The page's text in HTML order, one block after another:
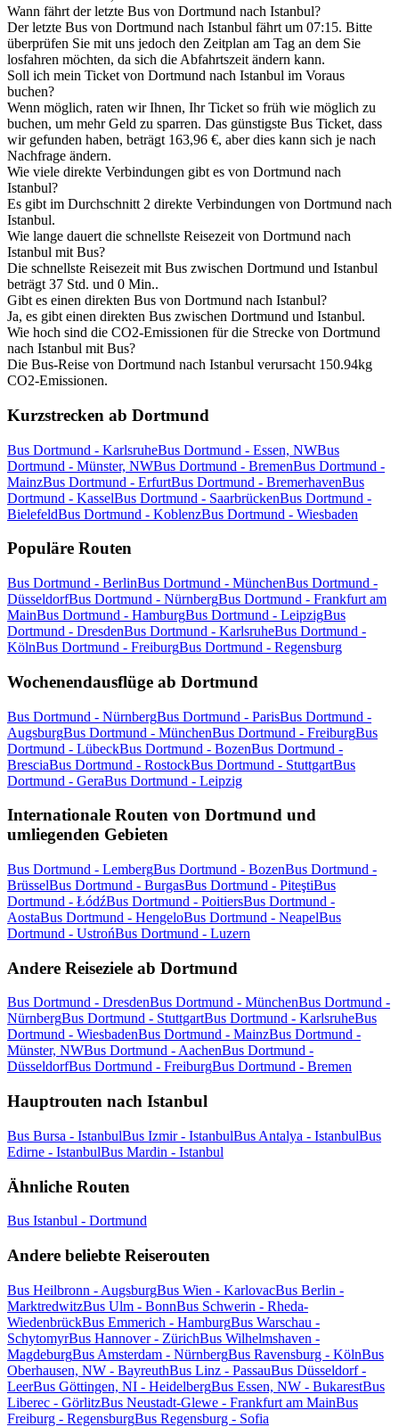
Wann fährt der letzte Bus von Dortmund nach Istanbul?
Der letzte Bus von Dortmund nach Istanbul fährt um 07:15. Bitte
überprüfen Sie mit uns jedoch den Zeitplan am Tag an dem Sie
losfahren möchten, da sich die Abfahrtszeit ändern kann.
Soll ich mein Ticket von Dortmund nach Istanbul im Voraus
buchen?
Wenn möglich, raten wir Ihnen, Ihr Ticket so früh wie möglich zu
buchen, um mehr Geld zu sparren. Das günstigste Bus Ticket, dass
wir gefunden haben, beträgt 163,96 €, aber dies kann sich je nach
Nachfrage ändern.
Wie viele direkte Verbindungen gibt es von Dortmund nach
Istanbul?
Es gibt im Durchschnitt 2 direkte Verbindungen von Dortmund nach
Istanbul.
Wie lange dauert die schnellste Reisezeit von Dortmund nach
Istanbul mit Bus?
Die schnellste Reisezeit mit Bus zwischen Dortmund und Istanbul
beträgt 37 Std. und 0 Min..
Gibt es einen direkten Bus von Dortmund nach Istanbul?
Ja, es gibt einen direkten Bus zwischen Dortmund und Istanbul.
Wie hoch sind die CO2-Emissionen für die Strecke von Dortmund
nach Istanbul mit Bus?
Die Bus-Reise von Dortmund nach Istanbul verursacht 150.94kg
CO2-Emissionen.
Kurzstrecken ab Dortmund
Bus Dortmund - KarlsruheBus Dortmund - Essen, NWBus
Dortmund - Münster, NWBus Dortmund - BremenBus Dortmund -
MainzBus Dortmund - ErfurtBus Dortmund - BremerhavenBus
Dortmund - KasselBus Dortmund - SaarbrückenBus Dortmund -
BielefeldBus Dortmund - KoblenzBus Dortmund - Wiesbaden
Populäre Routen
Bus Dortmund - BerlinBus Dortmund - MünchenBus Dortmund -
DüsseldorfBus Dortmund - NürnbergBus Dortmund - Frankfurt am
MainBus Dortmund - HamburgBus Dortmund - LeipzigBus
Dortmund - DresdenBus Dortmund - KarlsruheBus Dortmund -
KölnBus Dortmund - FreiburgBus Dortmund - Regensburg
Wochenendausflüge ab Dortmund
Bus Dortmund - NürnbergBus Dortmund - ParisBus Dortmund -
AugsburgBus Dortmund - MünchenBus Dortmund - FreiburgBus
Dortmund - LübeckBus Dortmund - BozenBus Dortmund -
BresciaBus Dortmund - RostockBus Dortmund - StuttgartBus
Dortmund - GeraBus Dortmund - Leipzig
Internationale Routen von Dortmund und
umliegenden Gebieten
Bus Dortmund - LembergBus Dortmund - BozenBus Dortmund -
BrüsselBus Dortmund - BurgasBus Dortmund - PiteştiBus
Dortmund - ŁódźBus Dortmund - PoitiersBus Dortmund -
AostaBus Dortmund - HengeloBus Dortmund - NeapelBus
Dortmund - UstrońBus Dortmund - Luzern
Andere Reiseziele ab Dortmund
Bus Dortmund - DresdenBus Dortmund - MünchenBus Dortmund -
NürnbergBus Dortmund - StuttgartBus Dortmund - KarlsruheBus
Dortmund - WiesbadenBus Dortmund - MainzBus Dortmund -
Münster, NWBus Dortmund - AachenBus Dortmund -
DüsseldorfBus Dortmund - FreiburgBus Dortmund - Bremen
Hauptrouten nach Istanbul
Bus Bursa - IstanbulBus Izmir - IstanbulBus Antalya - IstanbulBus
Edirne - IstanbulBus Mardin - Istanbul
Ähnliche Routen
Bus Istanbul - Dortmund
Andere beliebte Reiserouten
Bus Heilbronn - AugsburgBus Wien - KarlovacBus Berlin -
MarktredwitzBus Ulm - BonnBus Schwerin - Rheda-
WiedenbrückBus Emmerich - HamburgBus Warschau -
SchytomyrBus Hannover - ZürichBus Wilhelmshaven -
MagdeburgBus Amsterdam - NürnbergBus Ravensburg - KölnBus
Oberhausen, NW - BayreuthBus Linz - PassauBus Düsseldorf -
LeerBus Göttingen, NI - HeidelbergBus Essen, NW - BukarestBus
Liberec - GörlitzBus Neustadt-Glewe - Frankfurt am MainBus
Freiburg - RegensburgBus Regensburg - Sofia